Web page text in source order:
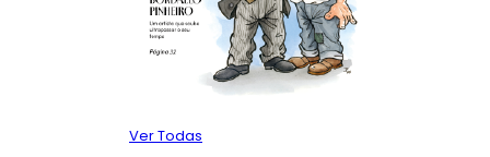
Ver Todas